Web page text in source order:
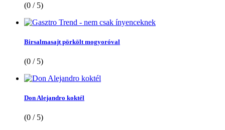
(0 / 5)
Birsalmasajt pörkölt mogyoróval
(0 / 5)
Don Alejandro koktél
(0 / 5)